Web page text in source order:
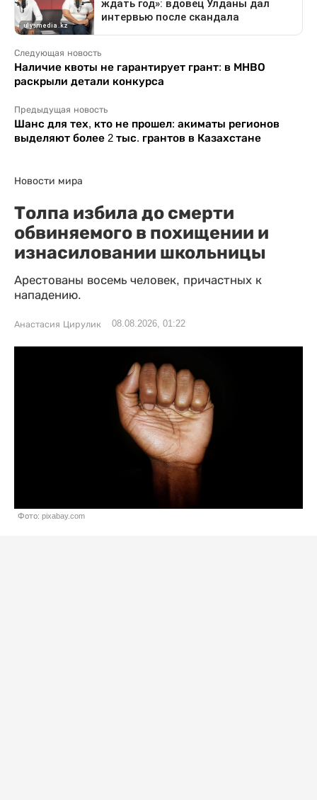
Следующая новость
Наличие квоты не гарантирует грант: в МНВО
раскрыли детали конкурса
Предыдущая новость
Шанс для тех, кто не прошел: акиматы регионов
выделяют более 2 тыс. грантов в Казахстане
Новости мира
Толпа избила до смерти
обвиняемого в похищении и
изнасиловании школьницы
Арестованы восемь человек, причастных к
нападению.
Анастасия Цирулик 08.08.2026, 01:22
Фото: pixabay.com